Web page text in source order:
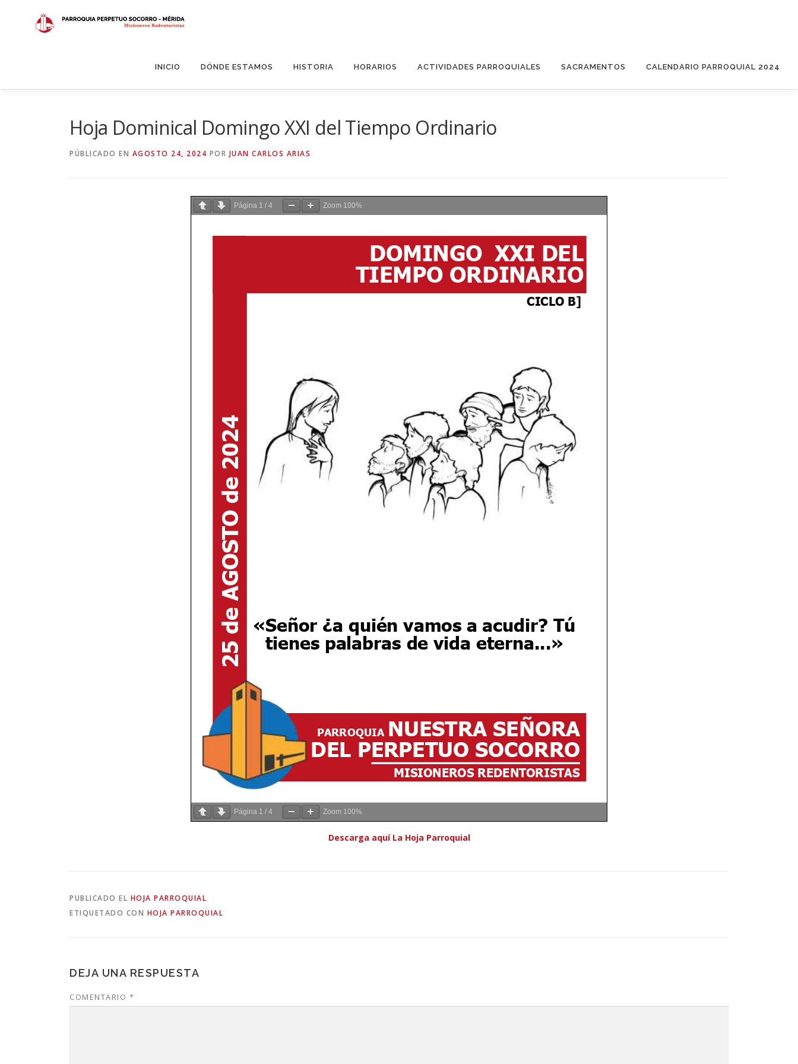
contenido
INICIO DÓNDE ESTAMOS HISTORIA HORARIOS ACTIVIDADES PARROQUIALES SACRAMENTOS CALENDARIO PARROQUIAL 2024
Hoja Dominical Domingo XXI del Tiempo Ordinario
PÚBLICADO EN AGOSTO 24, 2024 POR JUAN CARLOS ARIAS
Página 1 / 4 Zoom 100%
Página 1 / 4 Zoom 100%
Descarga aquí La Hoja Parroquial
PUBLICADO EL HOJA PARROQUIAL
ETIQUETADO CON HOJA PARROQUIAL
DEJA UNA RESPUESTA
COMENTARIO *